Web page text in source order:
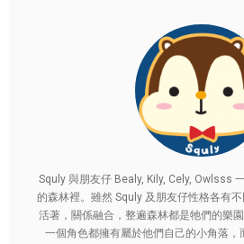
Squly 與朋友仔 Bealy, Kily, Cely, Owlsss
的森林裡。雖然 Squly 及朋友仔性格各有
活著，關係融合，整遍森林都是牠們的樂
一個角色都擁有屬於他們自己的小角落